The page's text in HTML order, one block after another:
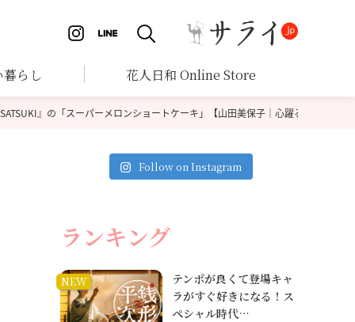
らし 花人日和 Online Store
』の「スーパーメロンショートケーキ」【山田美保子｜心躍る！ とって
Follow on Instagram
ランキング
NEW
テンポが良くて登場キャ
ラがすぐ好きになる！ス
ペシャル時代…